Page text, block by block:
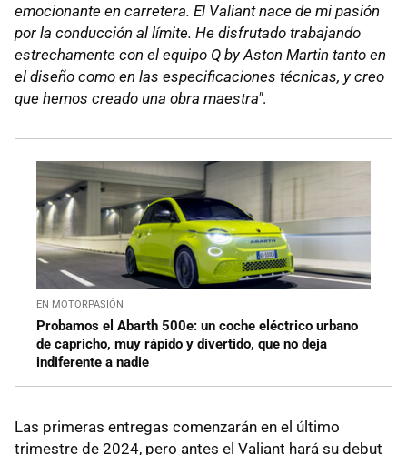
emocionante en carretera. El Valiant nace de mi pasión
por la conducción al límite. He disfrutado trabajando
estrechamente con el equipo Q by Aston Martin tanto en
el diseño como en las especificaciones técnicas, y creo
que hemos creado una obra maestra".
EN MOTORPASIÓN
Probamos el Abarth 500e: un coche eléctrico urbano
de capricho, muy rápido y divertido, que no deja
indiferente a nadie
Las primeras entregas comenzarán en el último
trimestre de 2024, pero antes el Valiant hará su debut